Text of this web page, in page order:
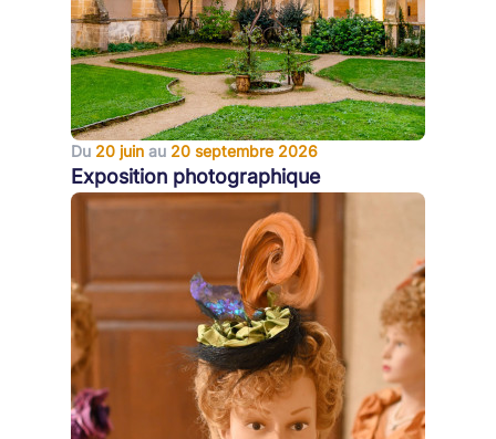
Du 20 juin au 20 septembre 2026
Exposition photographique